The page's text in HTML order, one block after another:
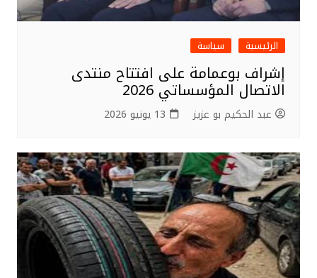
الرئيسية سياسة
إشراف بوعمامة على افتتاح منتدى
الاتصال المؤسساتي 2026
عبد الحكيم بو عزيز 13 يونيو 2026